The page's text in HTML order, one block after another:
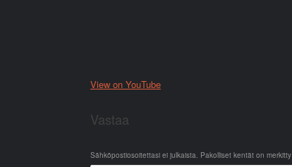
View on YouTube
Vastaa
Sähköpostiosoitettasi ei julkaista. Pakolliset kentät on merkitty